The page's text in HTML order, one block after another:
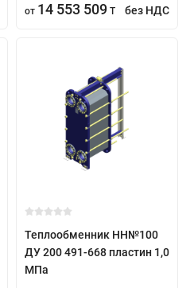
от 14 553 509 T без НДС
Теплообменник НН№100
ДУ 200 491-668 пластин 1,0
МПа